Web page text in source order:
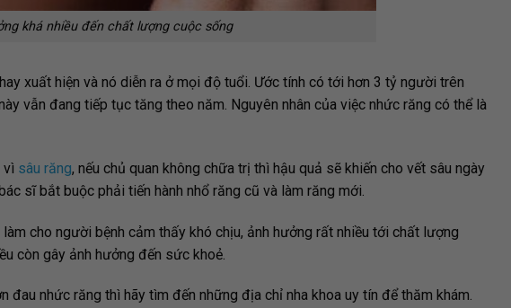
khá nhiều đến chất lượng cuộc sống
xuất hiện và nó diễn ra ở mọi độ tuổi. Ước tính có tới hơn 3 tỷ người trên
vẫn đang tiếp tục tăng theo năm. Nguyên nhân của việc nhức răng có thể là
vì sâu răng, nếu chủ quan không chữa trị thì hậu quả sẽ khiến cho vết sâu ngày
sĩ bắt buộc phải tiến hành nhổ răng cũ và làm răng mới.
cho người bệnh cảm thấy khó chịu, ảnh hưởng rất nhiều tới chất lượng
còn gây ảnh hưởng đến sức khoẻ.
đau nhức răng thì hãy tìm đến những địa chỉ nha khoa uy tín để thăm khám.